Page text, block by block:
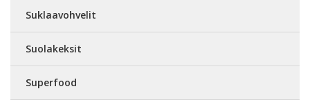
Suklaavohvelit
Suolakeksit
Superfood